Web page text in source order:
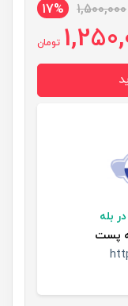
1,500,000
17%
تومان
بله
پست